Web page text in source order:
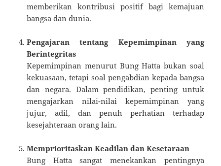
memberikan kontribusi positif bagi kemajuan
bangsa dan dunia.
Pengajaran tentang Kepemimpinan yang
Berintegritas
Kepemimpinan menurut Bung Hatta bukan soal
kekuasaan, tetapi soal pengabdian kepada bangsa
dan negara. Dalam pendidikan, penting untuk
mengajarkan nilai-nilai kepemimpinan yang
jujur, adil, dan penuh perhatian terhadap
kesejahteraan orang lain.
Memprioritaskan Keadilan dan Kesetaraan
Bung Hatta sangat menekankan pentingnya